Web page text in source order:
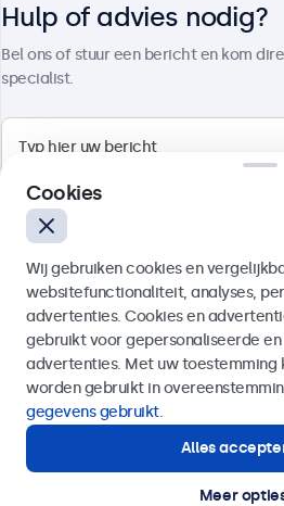
4.8/5 door 5000+
Nederlands
Hulp of advies nodig?
Bel ons of stuur een bericht en kom
specialist.
Verzenden
Of bel ons op
Hulp of advies nodig?
Direct contact met een specialist.
Cookies
Wij gebruiken cookies en
websitefunctionaliteit, analyses,
advertenties. Cookies en
gebruikt voor gepersonaliseerde
advertenties. Met uw toestemming
worden gebruikt in
gegevens gebruikt.
Alles
Meer